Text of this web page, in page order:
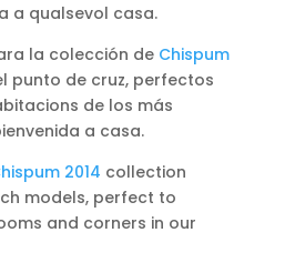
a qualsevol casa.
la colección de Chispum
punto de cruz, perfectos
de los más
a casa.
2014 collection
models, perfect to
and corners in our